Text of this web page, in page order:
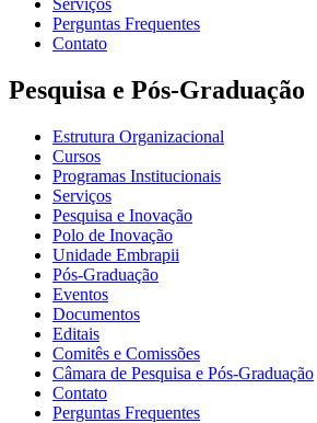
Perguntas Frequentes
Contato
Pesquisa e Pós-Graduação
Estrutura Organizacional
Cursos
Programas Institucionais
Serviços
Pesquisa e Inovação
Polo de Inovação
Unidade Embrapii
Pós-Graduação
Eventos
Documentos
Editais
Comitês e Comissões
Câmara de Pesquisa e Pós-Graduação
Contato
Perguntas Frequentes